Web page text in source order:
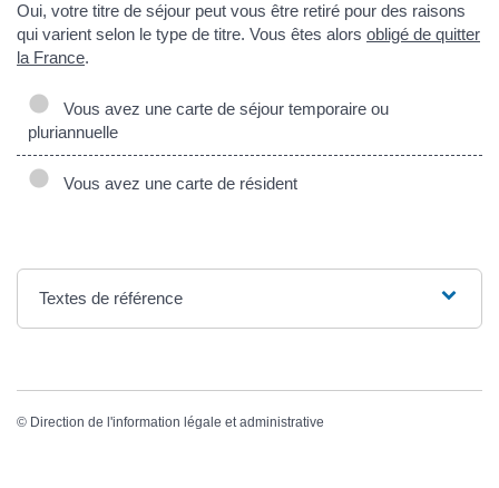
Oui, votre titre de séjour peut vous être retiré pour des raisons
qui varient selon le type de titre. Vous êtes alors obligé de quitter
la France.
Vous avez une carte de séjour temporaire ou
pluriannuelle
Vous avez une carte de résident
Textes de référence
© Direction de l'information légale et administrative